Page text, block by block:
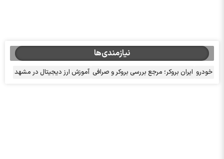
نیازمندی‌ها
خودرو ایران بروکر؛ مرجع بررسی بروکر و صرافی آموزش ارز دیجیتال در مشهد